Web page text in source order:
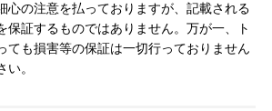
心の注意を払っておりますが、記載される
保証するものではありません。万が一、ト
ても損害等の保証は一切行っておりません
。